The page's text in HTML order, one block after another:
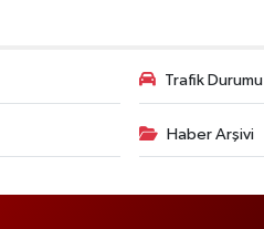
Trafik Durumu
Haber Arşivi